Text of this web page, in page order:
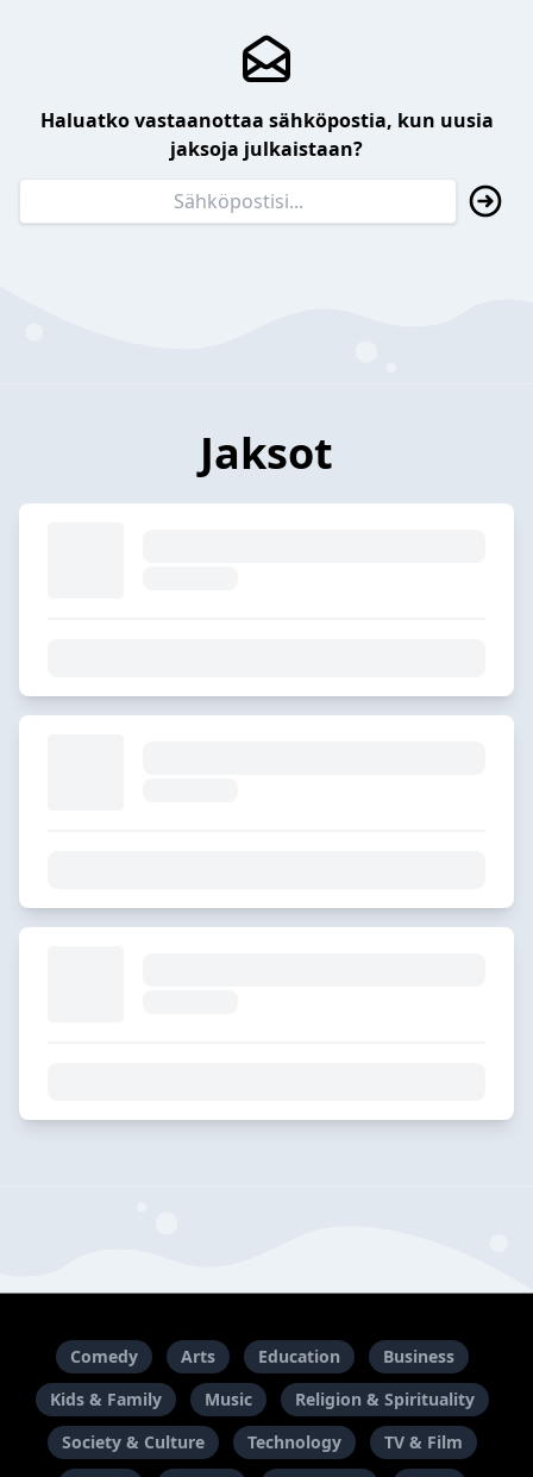
Haluatko vastaanottaa sähköpostia, kun uusia
jaksoja julkaistaan?
Jaksot
Comedy Arts Education
Business
Kids & Family
Music
Religion & Spirituality
Society & Culture
Technology
TV & Film